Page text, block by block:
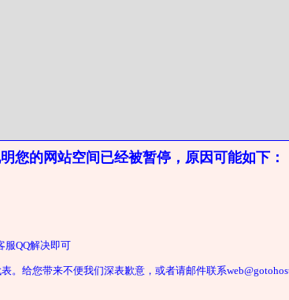
您的网站空间已经被暂停，原因可能如下：
服QQ解决即可
。给您带来不便我们深表歉意，或者请邮件联系